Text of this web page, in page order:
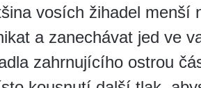
vosích žihadel menší
a zanechávat jed ve
zahrnujícího ostrou